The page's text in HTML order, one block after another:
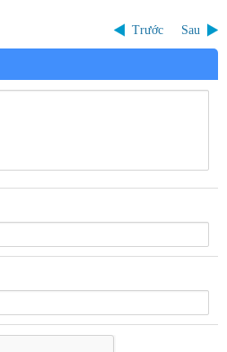
Trước Sau